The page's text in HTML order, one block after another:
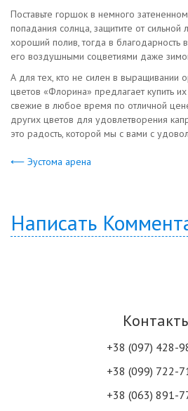
Поставьте горшок в немного
попадания солнца, защитите от сильной
хороший полив, тогда в благодарность
его воздушными соцветиями даже
А для тех, кто не силен в выращивании
цветов «Флорина» предлагает купить
свежие в любое время по отличной
других цветов для удовлетворения
это радость, которой мы с вами с
⟵ Эустома арена
Написать
+38 (097) 428-
+38 (099) 722-
+38 (063) 891-